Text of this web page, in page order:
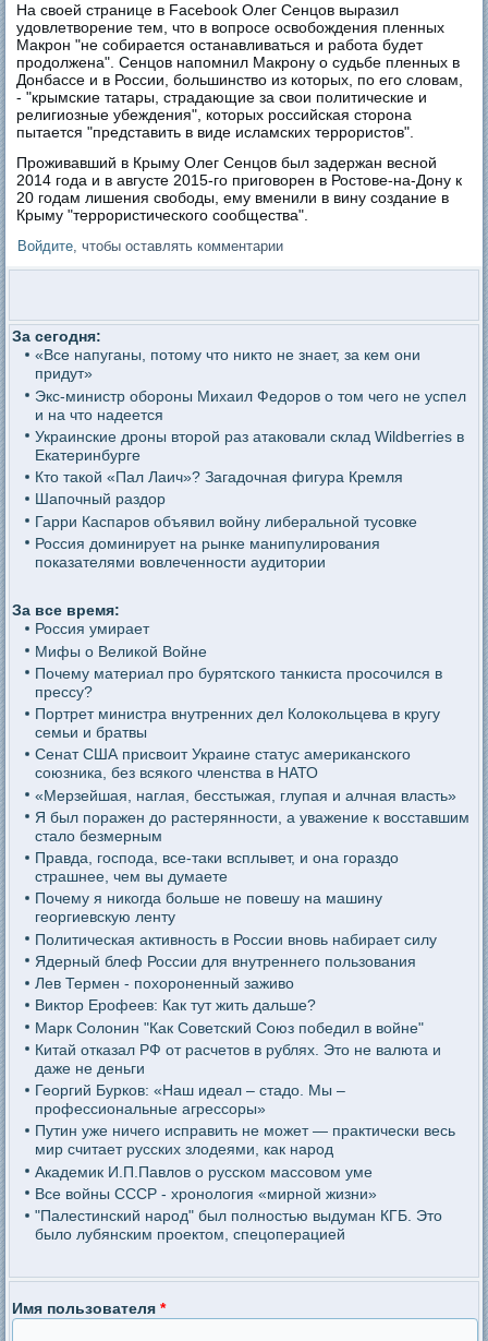
На своей странице в Facebook Олег Сенцов выразил
удовлетворение тем, что в вопросе освобождения пленных
Макрон "не собирается останавливаться и работа будет
продолжена". Сенцов напомнил Макрону о судьбе пленных в
Донбассе и в России, большинство из которых, по его словам,
- "крымские татары, страдающие за свои политические и
религиозные убеждения", которых российская сторона
пытается "представить в виде исламских террористов".
Проживавший в Крыму Олег Сенцов был задержан весной
2014 года и в августе 2015-го приговорен в Ростове-на-Дону к
20 годам лишения свободы, ему вменили в вину создание в
Крыму "террористического сообщества".
Войдите, чтобы оставлять комментарии
За сегодня:
«Все напуганы, потому что никто не знает, за кем они
придут»
Экс-министр обороны Михаил Федоров о том чего не успел
и на что надеется
Украинские дроны второй раз атаковали склад Wildberries в
Екатеринбурге
Кто такой «Пал Лаич»? Загадочная фигура Кремля
Шапочный раздор
Гарри Каспаров объявил войну либеральной тусовке
Россия доминирует на рынке манипулирования
показателями вовлеченности аудитории
За все время:
Россия умирает
Мифы о Великой Войне
Почему материал про бурятского танкиста просочился в
прессу?
Портрет министра внутренних дел Колокольцева в кругу
семьи и братвы
Сенат США присвоит Украине статус американского
союзника, без всякого членства в НАТО
«Мерзейшая, наглая, бесстыжая, глупая и алчная власть»
Я был поражен до растерянности, а уважение к восставшим
стало безмерным
Правда, господа, все-таки всплывет, и она гораздо
страшнее, чем вы думаете
Почему я никогда больше не повешу на машину
георгиевскую ленту
Политическая активность в России вновь набирает силу
Ядерный блеф России для внутреннего пользования
Лев Термен - похороненный заживо
Виктор Ерофеев: Как тут жить дальше?
Марк Солонин "Как Советский Союз победил в войне"
Китай отказал РФ от расчетов в рублях. Это не валюта и
даже не деньги
Георгий Бурков: «Наш идеал – стадо. Мы –
профессиональные агрессоры»
Путин уже ничего исправить не может — практически весь
мир считает русских злодеями, как народ
Академик И.П.Павлов о русском массовом уме
Все войны СССР - хронология «мирной жизни»
"Палестинский народ" был полностью выдуман КГБ. Это
было лубянским проектом, спецоперацией
Имя пользователя*